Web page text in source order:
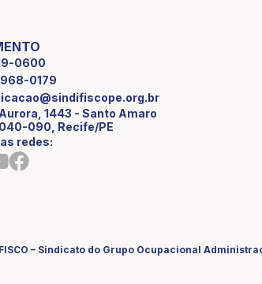
0600
0179
1443 - Santo Amaro
090, Recife/PE
redes:
– Sindicato do Grupo Ocupacional